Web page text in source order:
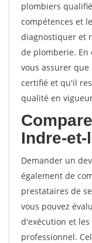
plombiers
compétences et
diagnostiquer et
de plomberie. En
vous assurer
certifié et qu'il
qualité en
Indre-et-
Demander un
également de
prestataires de
vous pouvez
d'exécution et
professionnel.